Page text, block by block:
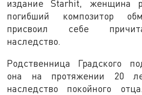
издание Starhit, женщина
погибший композитор
присвоил себе
наследство.
Родственница Градского
она на протяжении 20
наследство покойного